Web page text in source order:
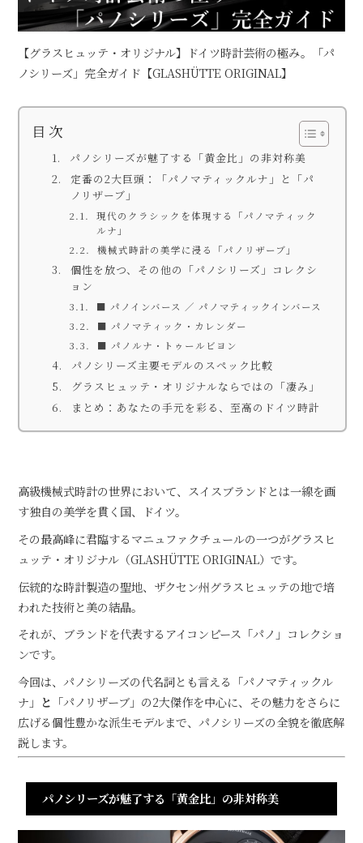
【グラスヒュッテ・オリジナル】ドイツ時計芸術の極み。「パ
ノシリーズ」完全ガイド【GLASHÜTTE ORIGINAL】
目 次
パノシリーズが魅了する「黄金比」の非対称美
定番の2大巨頭：「パノマティックルナ」と「パ
ノリザーブ」
現代のクラシックを体現する「パノマティック
ルナ」
機械式時計の美学に浸る「パノリザーブ」
個性を放つ、その他の「パノシリーズ」コレクシ
ョン
■ パノインバース ／ パノマティックインバース
■ パノマティック・カレンダー
■ パノルナ・トゥールビヨン
パノシリーズ主要モデルのスペック比較
グラスヒュッテ・オリジナルならではの「凄み」
まとめ：あなたの手元を彩る、至高のドイツ時計
高級機械式時計の世界において、スイスブランドとは一線を画
す独自の美学を貫く国、ドイツ。
その最高峰に君臨するマニュファクチュールの一つがグラスヒ
ュッテ・オリジナル（GLASHÜTTE ORIGINAL）です。
伝統的な時計製造の聖地、ザクセン州グラスヒュッテの地で培
われた技術と美の結晶。
それが、ブランドを代表するアイコンピース「パノ」コレクショ
ンです。
今回は、パノシリーズの代名詞とも言える「パノマティックル
ナ」 と 「パノリザーブ」の2大傑作を中心に、その魅力をさらに
広げる個性豊かな派生モデルまで、パノシリーズの全貌を徹底解
説します。
パノシリーズが魅了する「黄金比」の非対称美